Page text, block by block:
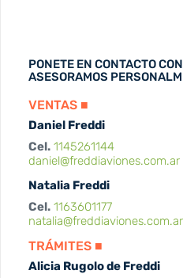
PONETE EN CONTACTO
ASESORAMOS
VENTAS ■
Daniel Freddi
Cel. 1145261144
daniel@freddiaviones.com.ar
Natalia Freddi
Cel. 1163601177
natalia@freddiaviones.com.ar
TRÁMITES ■
Alicia Rugolo de Freddi